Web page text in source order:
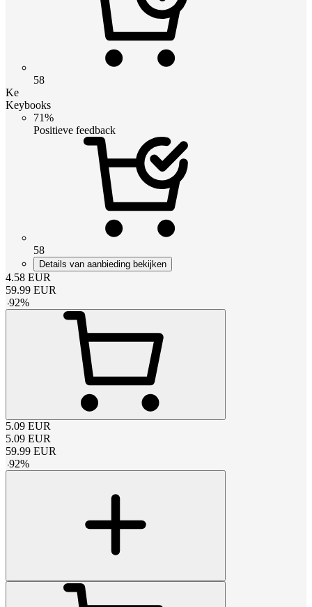
58
Ke
Keybooks
71%
Positieve feedback
58
Details van aanbieding bekijken
4.58 EUR
59.99 EUR
-92%
5.09 EUR
5.09 EUR
59.99 EUR
-92%